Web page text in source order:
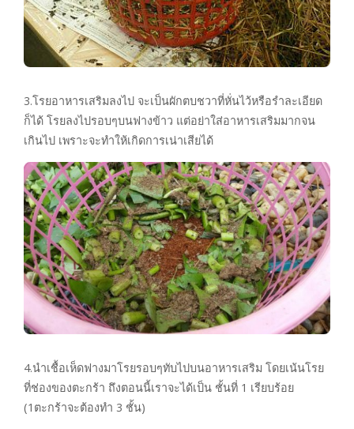
3.โรยอาหารเสริมลงไป จะเป็นผักตบชวาที่หั่นไว้หรือรำละเอียด
ก็ได้ โรยลงไปรอบๆบนฟางข้าว แต่อย่าใส่อาหารเสริมมากจน
เกินไป เพราะจะทำให้เกิดการเน่าเสียได้
4.นำเชื้อเห็ดฟางมาโรยรอบๆทับไปบนอาหารเสริม โดยเน้นโรย
ที่ช่องของตะกร้า ถึงตอนนี้เราจะได้เป็น ชั้นที่ 1 เรียบร้อย
(1ตะกร้าจะต้องทำ 3 ชั้น)